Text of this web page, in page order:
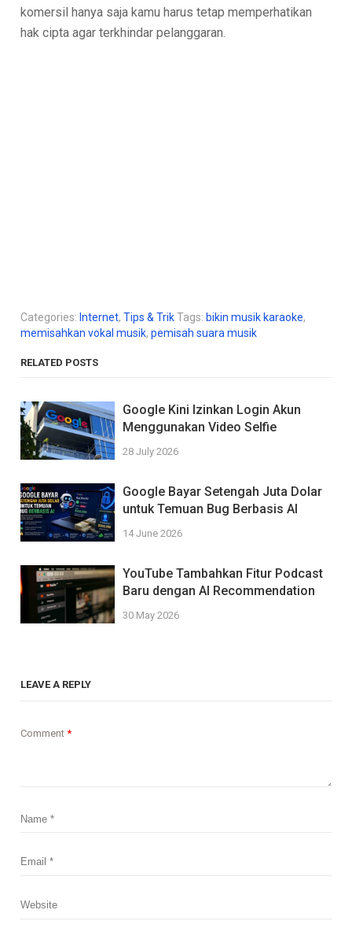
komersil hanya saja kamu harus tetap memperhatikan
hak cipta agar terkhindar pelanggaran.
Categories:Internet,Tips & TrikTags:bikin musik karaoke,
memisahkan vokal musik,pemisah suara musik
RELATED POSTS
Google Kini Izinkan Login Akun
Menggunakan Video Selfie
28 July 2026
Google Bayar Setengah Juta Dolar
untuk Temuan Bug Berbasis AI
14 June 2026
YouTube Tambahkan Fitur Podcast
Baru dengan AI Recommendation
30 May 2026
LEAVE A REPLY
Comment*